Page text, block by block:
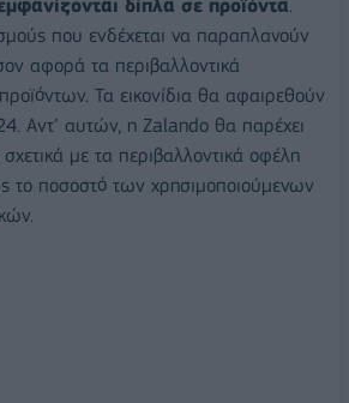
δίπλα σε προϊόντα.
που ενδέχεται να παραπλανούν
αφορά τα περιβαλλοντικά
Τα εικονίδια θα αφαιρεθούν
Αντ’ αυτών, η Zalando θα παρέχει
με τα περιβαλλοντικά οφέλη
το ποσοστό των χρησιμοποιούμενων